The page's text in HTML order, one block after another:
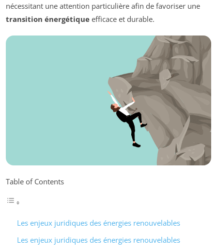
nécessitant une attention particulière afin de favoriser une
transition énergétique efficace et durable.
Table of Contents
Les enjeux juridiques des énergies renouvelables
Les enjeux juridiques des énergies renouvelables